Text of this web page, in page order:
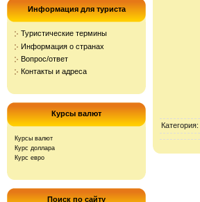
Информация для туриста
Туристические термины
Информация о странах
Вопрос/ответ
Контакты и адреса
Курсы валют
Курсы валют
Курс доллара
Курс евро
Поиск по сайту
Категория: